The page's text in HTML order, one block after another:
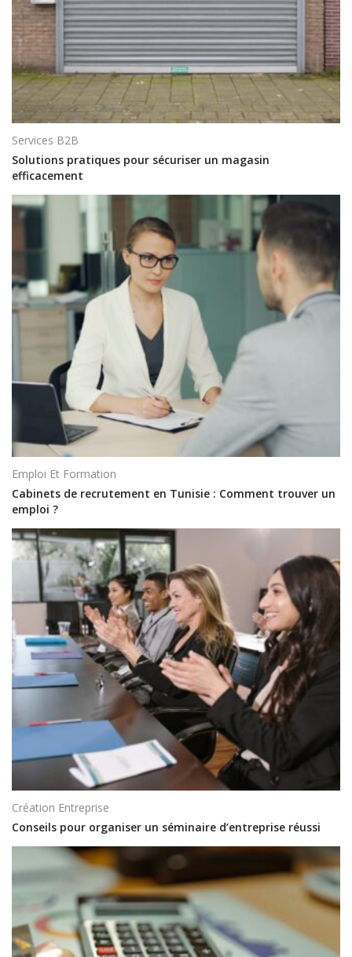
Services B2B
Solutions pratiques pour sécuriser un magasin
efficacement
Emploi Et Formation
Cabinets de recrutement en Tunisie : Comment trouver un
emploi ?
Création Entreprise
Conseils pour organiser un séminaire d’entreprise réussi